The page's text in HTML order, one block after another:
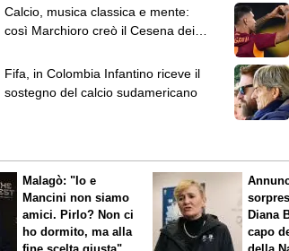
Calcio, musica classica e mente:
così Marchioro creò il Cesena dei
Fifa, in Colombia Infantino riceve il
sostegno del calcio sudamericano
Malagò: "Io e
Mancini non siamo
amici. Pirlo? Non ci
ho dormito, ma alla
Diana
capo